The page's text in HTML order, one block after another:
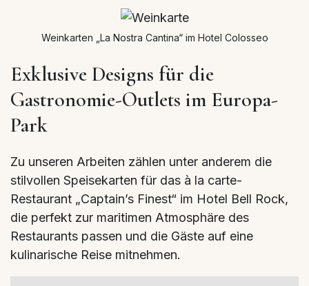
Weinkarten „La Nostra Cantina“ im Hotel Colosseo
Exklusive Designs für die
Gastronomie-Outlets im Europa-
Park
Zu unseren Arbeiten zählen unter anderem die
stilvollen Speisekarten für das à la carte-
Restaurant „Captain’s Finest“ im Hotel Bell Rock,
die perfekt zur maritimen Atmosphäre des
Restaurants passen und die Gäste auf eine
kulinarische Reise mitnehmen.